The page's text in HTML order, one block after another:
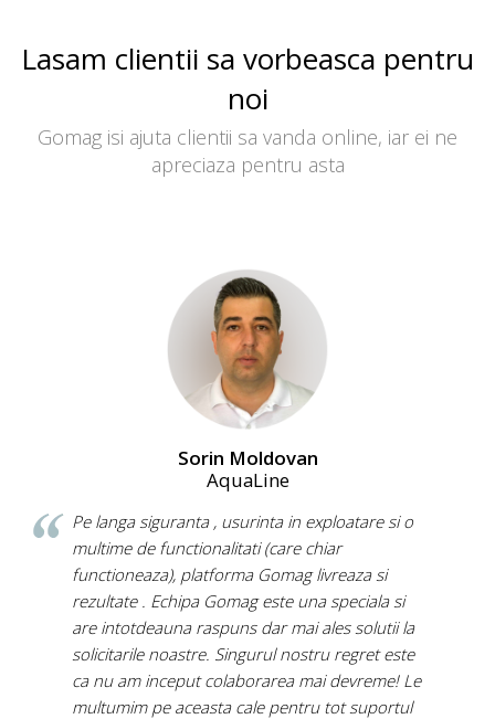
Lasam clientii sa vorbeasca pentru
noi
Gomag isi ajuta clientii sa vanda online, iar ei ne
apreciaza pentru asta
Sorin Moldovan
AquaLine
Pe langa siguranta , usurinta in exploatare si o
multime de functionalitati (care chiar
functioneaza), platforma Gomag livreaza si
rezultate . Echipa Gomag este una speciala si
are intotdeauna raspuns dar mai ales solutii la
solicitarile noastre. Singurul nostru regret este
ca nu am inceput colaborarea mai devreme! Le
multumim pe aceasta cale pentru tot suportul